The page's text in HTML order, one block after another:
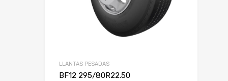
LLANTAS PESADAS
BF12 295/80R22.50